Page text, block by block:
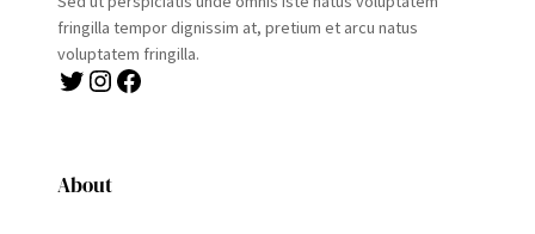
fringilla tempor dignissim at, pretium et arcu natus
voluptatem fringilla.
Twitter Instagram Facebook
About